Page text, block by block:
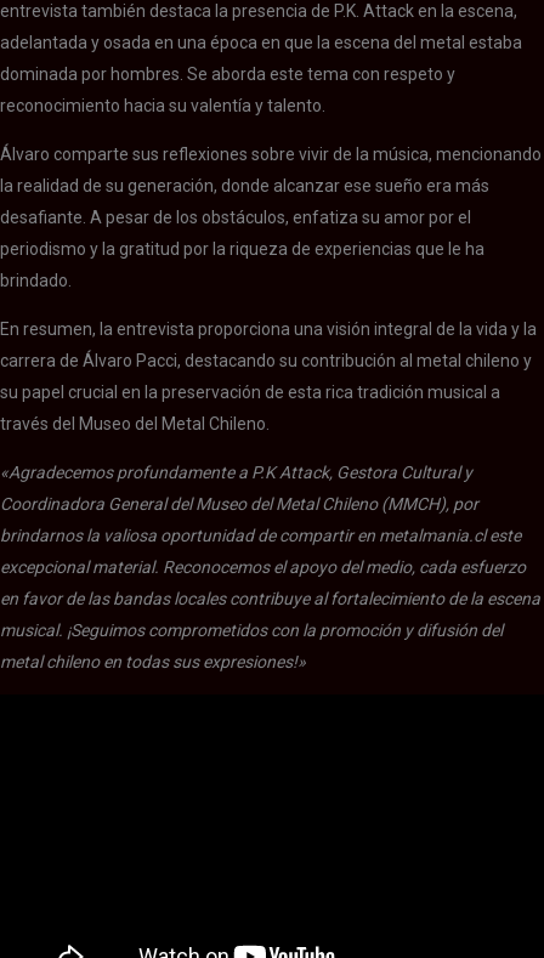
entrevista también destaca la presencia de P.K. Attack en la escena,
adelantada y osada en una época en que la escena del metal estaba
dominada por hombres. Se aborda este tema con respeto y
reconocimiento hacia su valentía y talento.
Álvaro comparte sus reflexiones sobre vivir de la música, mencionando
la realidad de su generación, donde alcanzar ese sueño era más
desafiante. A pesar de los obstáculos, enfatiza su amor por el
periodismo y la gratitud por la riqueza de experiencias que le ha
brindado.
En resumen, la entrevista proporciona una visión integral de la vida y la
carrera de Álvaro Pacci, destacando su contribución al metal chileno y
su papel crucial en la preservación de esta rica tradición musical a
través del Museo del Metal Chileno.
«Agradecemos profundamente a P.K Attack, Gestora Cultural y
Coordinadora General del Museo del Metal Chileno (MMCH), por
brindarnos la valiosa oportunidad de compartir en metalmania.cl este
excepcional material. Reconocemos el apoyo del medio, cada esfuerzo
en favor de las bandas locales contribuye al fortalecimiento de la escena
musical. ¡Seguimos comprometidos con la promoción y difusión del
metal chileno en todas sus expresiones!»